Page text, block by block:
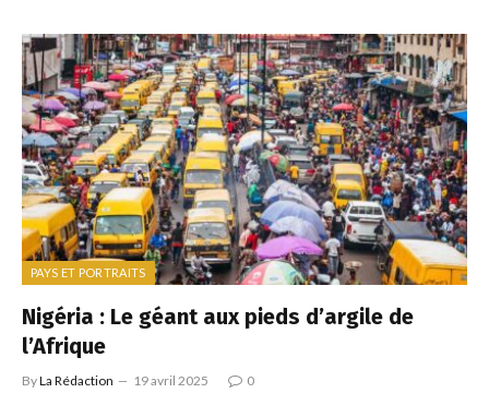
PAYS ET PORTRAITS
Nigéria : Le géant aux pieds d’argile de
l’Afrique
ByLa Rédaction 19 avril 2025 0